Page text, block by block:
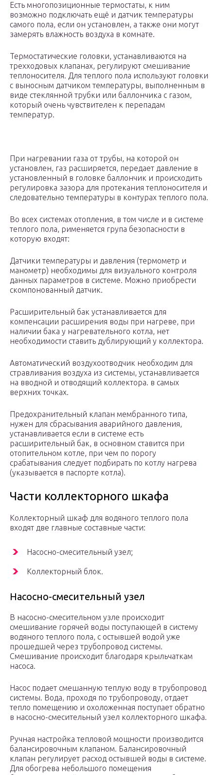
Есть многопозиционные термостаты, к ним
возможно подключать ещё и датчик температуры
самого пола, если он установлен, а также они могут
замерять влажность воздуха в комнате.
Термостатические головки, устанавливаются на
трехходовых клапанах, регулируют смешивание
теплоносителя. Для теплого пола используют головки
с выносным датчиком температуры, выполненным в
виде стеклянной трубки или баллончика с газом,
который очень чувствителен к перепадам
температур.
При нагревании газа от трубы, на которой он
установлен, газ расширяется, передает давление в
установленный в головке баллончик и происходить
регулировка зазора для протекания теплоносителя и
следовательно температуры в контурах теплого пола.
Во всех системах отопления, в том числе и в системе
теплого пола, рименяется група безопасности в
которую входят:
Датчики температуры и давления (термометр и
манометр) необходимы для визуального контроля
данных параметров в системе. Можно приобрести
скомпонованный датчик.
Расширительный бак устанавливается для
компенсации расширения воды при нагреве, при
наличии бака у нагревательного котла, нет
необходимости ставить дублирующий у коллектора.
Автоматический воздухоотводчик необходим для
стравливания воздуха из системы, устанавливается
на вводной и отводящий коллектора. в самых
верхних точках.
Предохранительный клапан мембранного типа,
нужен для сбрасывания аварийного давления,
устанавливается если в системе есть
расширительный бак, в основном ставится при
отопительном котле, при чем по порогу
срабатывания следует подбирать по котлу нагрева
(указывается в паспорте котла).
Части коллекторного шкафа
Коллекторный шкаф для водяного теплого пола
входят две главные составные части:
Насосно-смесительный узел;
Коллекторный блок.
Насосно-смесительный узел
В насосно-смесительном узле происходит
смешивание горячей воды поступающей в систему
водяного теплого пола, с остывшей водой уже
прошедшей через трубопровод системы.
Смешивание происходит благодаря крыльчаткам
насоса.
Насос подает смешанную теплую воду в трубопровод
системы. Вода, проходя по трубопроводу, отдает
тепло помещению и охоложенная поступает обратно
в насосно-смесительный узел коллекторного шкафа.
Ручная настройка тепловой мощности производится
балансировочным клапаном. Балансировочный
клапан регулирует расход остывшей воды в системе.
Для обогрева небольшого помещения